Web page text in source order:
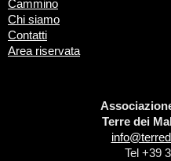
Cammino
Chi siamo
Contatti
Area riservata
Terre dei
Tel +39